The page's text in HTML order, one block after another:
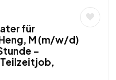
für
M (m/w/d)
–